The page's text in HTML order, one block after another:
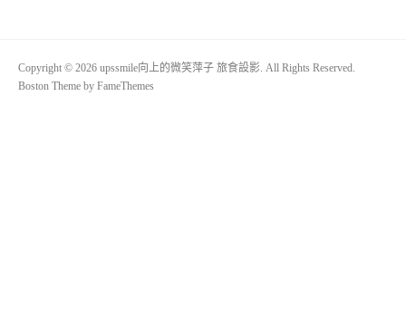
Copyright © 2026 upssmile向上的微笑萍子 旅食設影. All Rights Reserved.
Boston Theme by FameThemes